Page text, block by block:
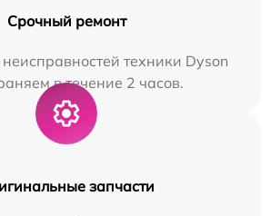
Срочный ремонт
техники Dyson
в течение 2 часов.
запчасти